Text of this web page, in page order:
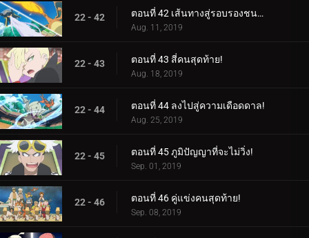
22 - 42 ตอนที่ 42 เส้นทางสู่รอบรองชนะเลิศ!
Aug. 11, 2019
22 - 43 ตอนที่ 43 สี่คนสุดท้าย!
Aug. 18, 2019
22 - 44 ตอนที่ 44 ลงไปสู่ความเดือดดาล!
Aug. 25, 2019
22 - 45 ตอนที่ 45 ภูมิปัญญาที่จะไม่วิ่ง!
Sep. 01, 2019
22 - 46 ตอนที่ 46 คู่แข่งคนสุดท้าย!
Sep. 08, 2019